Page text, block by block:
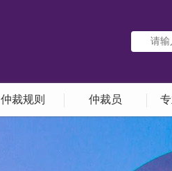
仲裁规则 仲裁员